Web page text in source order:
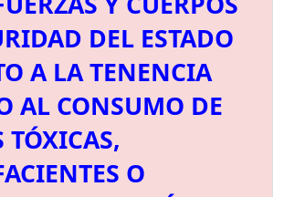
DEL ESTADO
A LA TENENCIA
AL CONSUMO DE
TÓXICAS,
O